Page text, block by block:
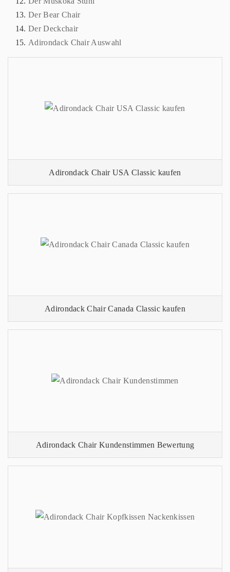
Der Bear Chair
Der Deckchair
Adirondack Chair Auswahl
Adirondack Chair USA Classic kaufen
Adirondack Chair Canada Classic kaufen
Adirondack Chair Kundenstimmen Bewertung